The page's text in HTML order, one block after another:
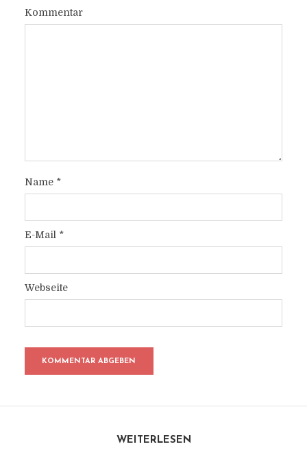
Kommentar
Name*
E-Mail *
Webseite
WEITERLESEN